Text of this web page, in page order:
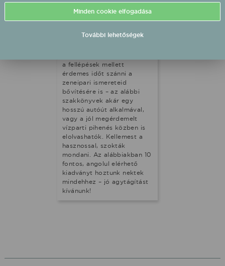
idén nyáron –
kedvenc zenei
szakkönyveink
a fellépések mellett
érdemes időt szánni a
zeneipari ismereteid
bővítésére is – az alábbi
szakkönyvek akár egy
hosszú autóút alkalmával,
vagy a jól megérdemelt
vízparti pihenés közben is
elolvashatók. Kellemest a
hasznossal, szokták
mondani. Az alábbiakban 10
fontos, angolul elérhető
kiadványt hoztunk nektek
mindehhez – jó agytágítást
kívánunk!
Minden cookie elfogadása
További lehetőségek